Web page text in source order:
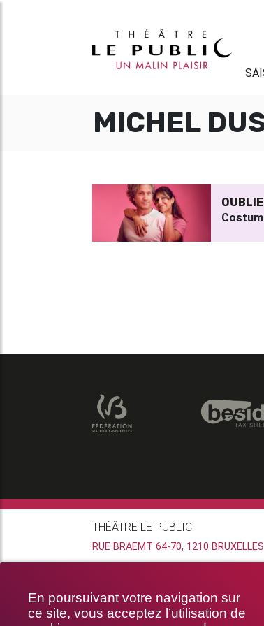
En poursuivant votre navigation sur
ce site, vous acceptez l’utilisation de
MICHEL
THÉÂTRE LE PUBLIC
RUE BRAEMT 64-70, 1210 BRUXELLES